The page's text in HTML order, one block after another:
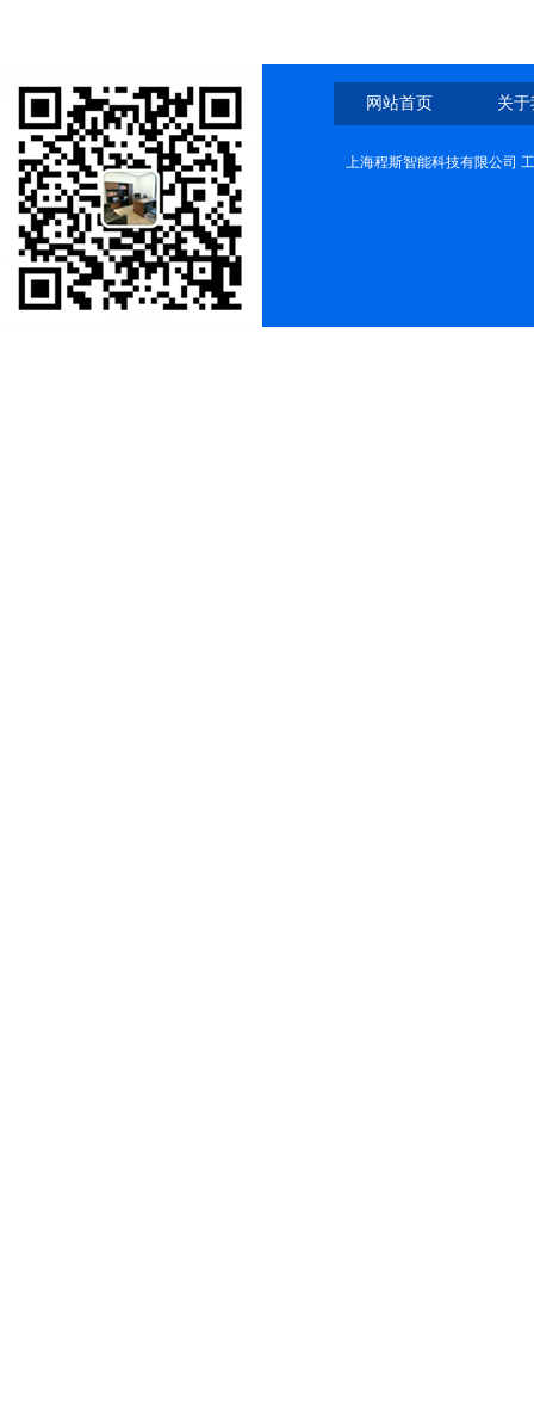
网站首页 关
上海程斯智能科技有限公司